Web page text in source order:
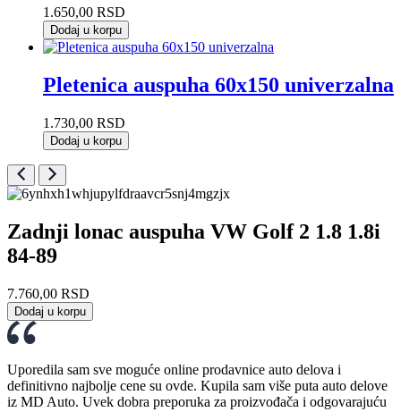
1.650,00 RSD
Dodaj u korpu
Pletenica auspuha 60x150 univerzalna
1.730,00 RSD
Dodaj u korpu
Zadnji lonac auspuha VW Golf 2 1.8 1.8i
84-89
7.760,00 RSD
Dodaj u korpu
Uporedila sam sve moguće online prodavnice auto delova i
definitivno najbolje cene su ovde. Kupila sam više puta auto delove
iz MD Auto. Uvek dobra preporuka za proizvođača i odgovarajuću